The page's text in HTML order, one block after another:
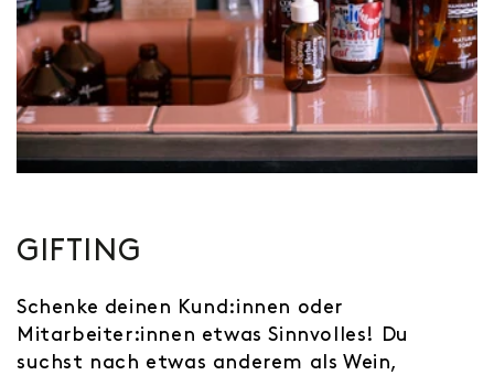
GIFTING
Schenke deinen Kund:innen oder
Mitarbeiter:innen etwas Sinnvolles! Du
suchst nach etwas anderem als Wein,